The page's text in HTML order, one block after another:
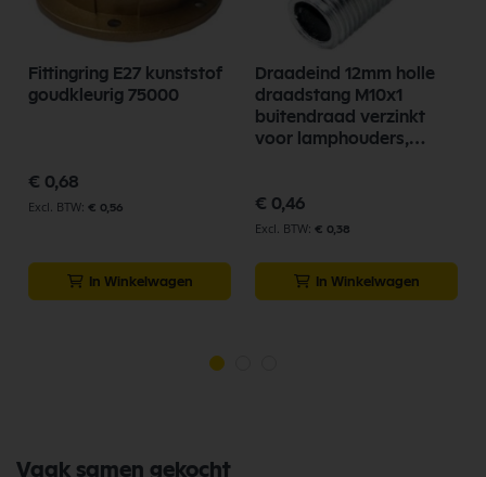
Fittingring E27 kunststof
goudkleurig 75000
€ 0,68
€ 0,56
In Winkelwagen
Draadeind 12mm holle
draadstang M10x1
buitendraad verzinkt
voor lamphouders,
€ 0,46
€ 0,38
In Winkelwagen
Vaak samen gekocht